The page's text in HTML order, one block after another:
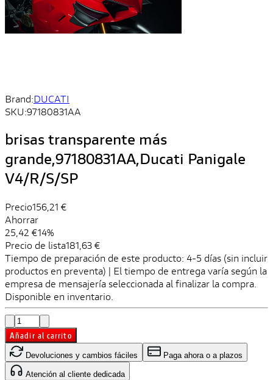
Brand:DUCATI
SKU:97180831AA
brisas transparente más
grande,97180831AA,Ducati Panigale
V4/R/S/SP
Precio156,21 €
Ahorrar
25,42 €14%
Precio de lista181,63 €
Tiempo de preparación de este producto: 4-5 días (sin incluir
productos en preventa) | El tiempo de entrega varía según la
empresa de mensajería seleccionada al finalizar la compra.
Disponible en inventario.
Añadir al carrito
Devoluciones y cambios fáciles Paga ahora o a plazos
Atención al cliente dedicada